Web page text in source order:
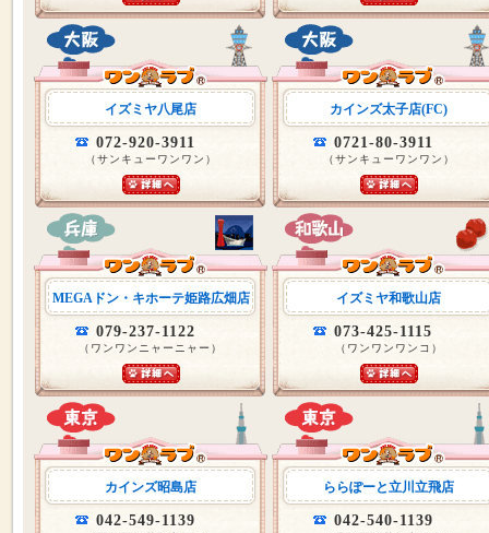
イズミヤ八尾店
072-920-3911
（サンキューワンワン）
カインズ太子店(FC)
0721-80-3911
（サンキューワンワン）
MEGAドン・キホーテ姫路広畑店
079-237-1122
（ワンワンニャーニャー）
イズミヤ和歌山店
073-425-1115
（ワンワンワンコ）
カインズ昭島店
042-549-1139
ららぽーと立川立飛店
042-540-1139